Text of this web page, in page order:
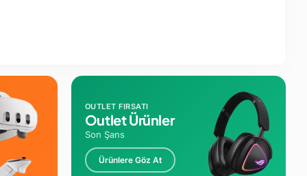
OUTLET FIRSATI
Outlet Ürünler
Son Şans
Ürünlere Göz At